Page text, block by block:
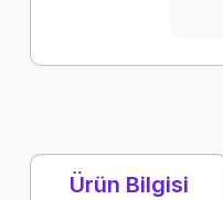
Ürün Bilgisi